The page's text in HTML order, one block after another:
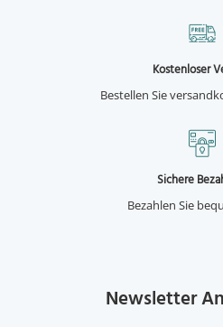
Kostenloser
Bestellen Sie
Sichere
Bezahlen Sie
Newsletter